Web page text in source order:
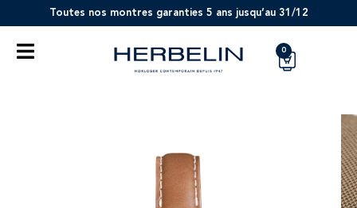
Toutes nos montres garanties 5 ans jusqu’au 31/12
0